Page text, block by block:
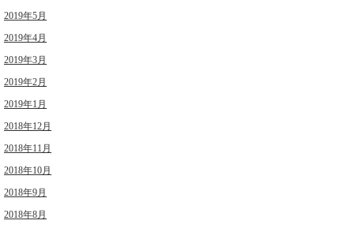
2019年5月
2019年4月
2019年3月
2019年2月
2019年1月
2018年12月
2018年11月
2018年10月
2018年9月
2018年8月